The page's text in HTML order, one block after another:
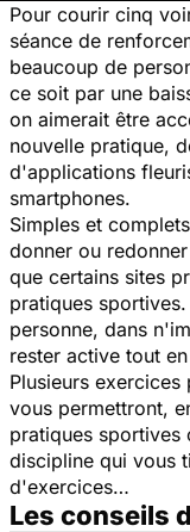
Pour courir cinq
séance de
beaucoup de
ce soit par une
on aimerait être
nouvelle pratique,
d'applications
smartphones.
Simples et
donner ou
que certains sites
pratiques
personne, dans
rester active tout
Plusieurs exercices
vous permettront,
pratiques sportives
discipline qui vous
d'exercices…
Les conseils